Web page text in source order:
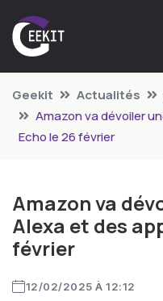
Geekit Actualités
Amazon va dévoiler
Echo le 26 février
Amazon va
Alexa et des
février
12/02/2025 À 12:12